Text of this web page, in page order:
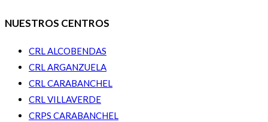
NUESTROS CENTROS
CRL ALCOBENDAS
CRL ARGANZUELA
CRL CARABANCHEL
CRL VILLAVERDE
CRPS CARABANCHEL